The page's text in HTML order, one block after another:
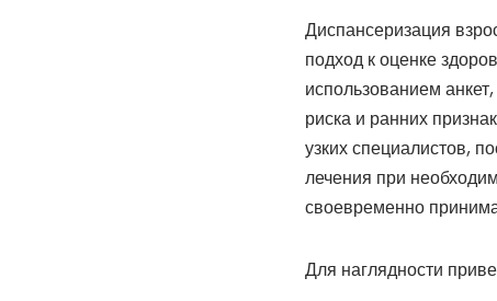
Диспансеризация
подход к оценке
использованием
риска и ранних
узких специалистов,
лечения при
своевременно
Для наглядности